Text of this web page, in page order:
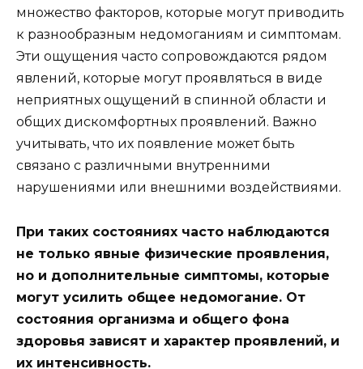
множество факторов, которые могут приводить
к разнообразным недомоганиям и симптомам.
Эти ощущения часто сопровождаются рядом
явлений, которые могут проявляться в виде
неприятных ощущений в спинной области и
общих дискомфортных проявлений. Важно
учитывать, что их появление может быть
связано с различными внутренними
нарушениями или внешними воздействиями.
При таких состояниях часто наблюдаются
не только явные физические проявления,
но и дополнительные симптомы, которые
могут усилить общее недомогание. От
состояния организма и общего фона
здоровья зависят и характер проявлений, и
их интенсивность.